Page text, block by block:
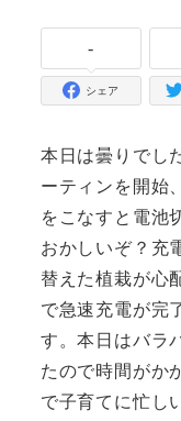
-
シェア
本日は曇りでし
ーティンを開始
をこなすと電池
おかしいぞ？充
替えた植栽が心
で急速充電が完
す。本日はバラ
たので時間がか
で子育てに忙し